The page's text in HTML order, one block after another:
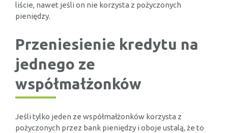
liście, nawet jeśli on nie korzysta z pożyczonych
pieniędzy.
Przeniesienie kredytu na
jednego ze
współmałżonków
Jeśli tylko jeden ze współmałżonków korzysta z
pożyczonych przez bank pieniędzy i oboje ustalą, że to